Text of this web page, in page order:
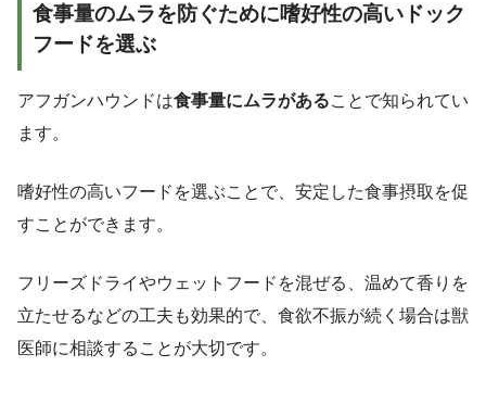
食事量のムラを防ぐために嗜好性の高いドック
フードを選ぶ
アフガンハウンドは食事量にムラがあることで知られてい
ます。
嗜好性の高いフードを選ぶことで、安定した食事摂取を促
すことができます。
フリーズドライやウェットフードを混ぜる、温めて香りを
立たせるなどの工夫も効果的で、食欲不振が続く場合は獣
医師に相談することが大切です。